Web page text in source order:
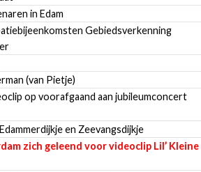
in Edam
Gebiedsverkenning
(van Pietje)
op voorafgaand aan jubileumconcert
en Zeevangsdijkje
zich geleend voor videoclip Lil’ Kleine